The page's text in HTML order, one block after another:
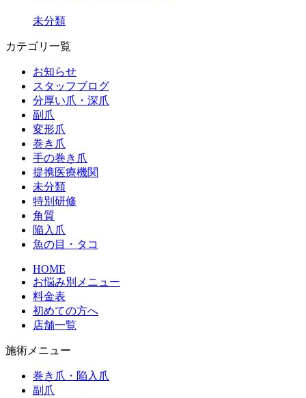
未分類
カテゴリ一覧
お知らせ
スタッフブログ
分厚い爪・深爪
副爪
変形爪
巻き爪
手の巻き爪
提携医療機関
未分類
特別研修
角質
陥入爪
魚の目・タコ
HOME
お悩み別メニュー
料金表
初めての方へ
店舗一覧
施術メニュー
巻き爪・陥入爪
副爪